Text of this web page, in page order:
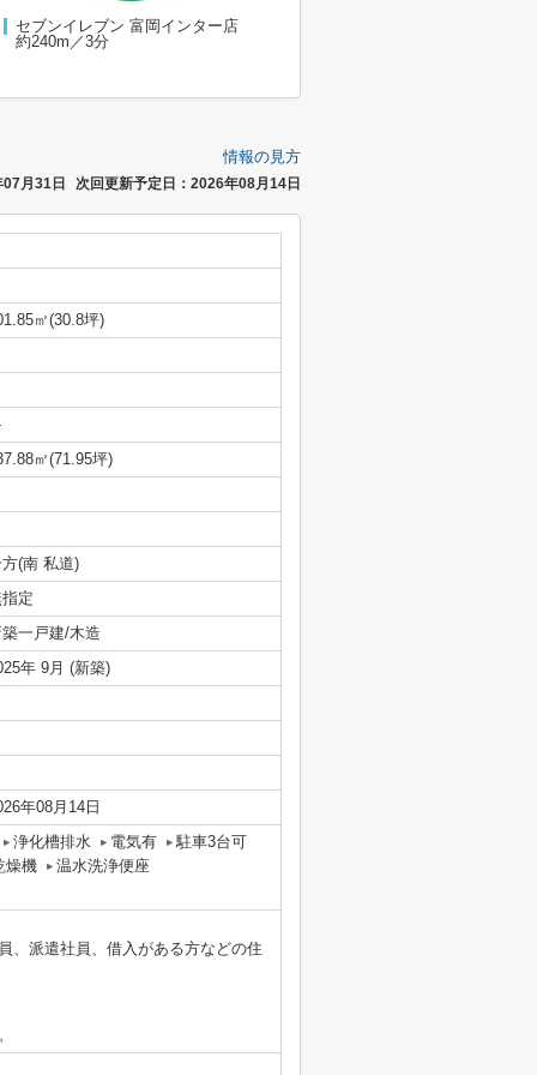
セブンイレブン 富岡インター店
約240m／3分
情報の見方
月31日 次回更新予定日：2026年08月14日
㎡(30.8坪)
㎡(71.95坪)
(南 私道)
定
一戸建/木造
年 9月 (新築)
年08月14日
浄化槽排水
電気有
駐車3台可
燥機
温水洗浄便座
、派遣社員、借入がある方などの住